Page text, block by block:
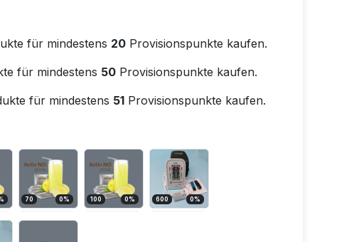
für mindestens 20 Provisionspunkte kaufen.
für mindestens 50Provisionspunkte kaufen.
für mindestens 51Provisionspunkte kaufen.
70 0% 100 0% 600 0%